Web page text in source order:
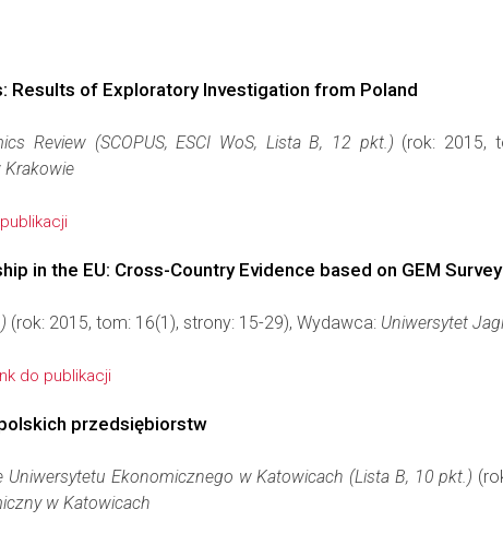
Results of Exploratory Investigation from Poland
Review (SCOPUS, ESCI WoS, Lista B, 12 pkt.) (rok: 2015,
Krakowie
in the EU: Cross-Country Evidence based on GEM
(rok: 2015, tom: 16(1), strony: 15-29), Wydawca: Uniwersytet
do publikacji
przedsiębiorstw
Ekonomicznego w Katowicach (Lista B, 10 pkt.)
w Katowicach